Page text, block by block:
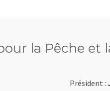
la Pêche et
Président :